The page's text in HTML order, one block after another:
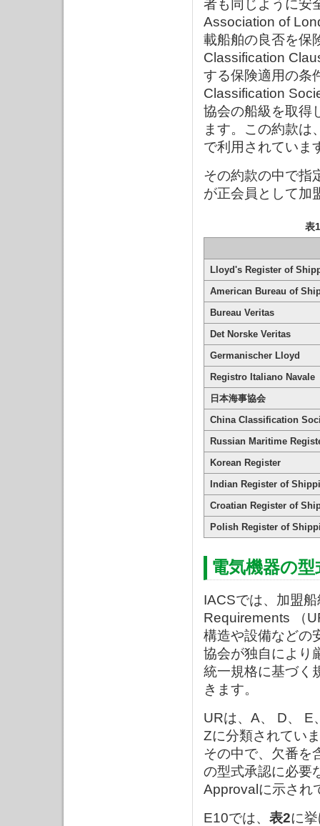
者も同じように安
Association of
載船舶の良否を保
Classification
する保険適用の条
Classification
協会の船級を取得
ます。この約款は
で利用されていま
その約款の中で指
が正会員として加
表
Lloyd's Register of
American Bureau of
Bureau Veritas
Det Norske Veritas
Germanischer Lloyd
Registro Italiano Navale
日本海事協会
China Classification
Russian Maritime
Korean Register
Indian Register of
Croatian Register of
Polish Register of
電気機器の
IACSでは、加盟
Requirements （
構造や設備などの
協会が独自により
統一規格に基づく
きます。
URは、A、 D、 E
Zに分類されてい
その中で、欠番を
の型式承認に必要
Approvalに示され
E10では、 表2に